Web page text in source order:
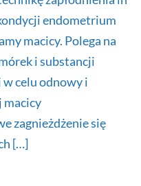
endometrium
macicy. Polega na
i substancji
celu odnowy i
macicy
zagnieżdżenie się
[…]